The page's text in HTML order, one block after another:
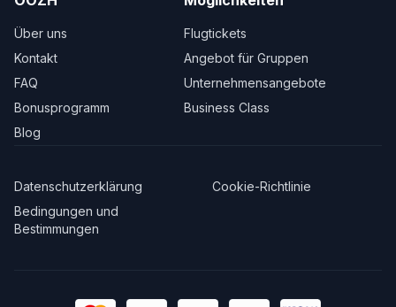
Über uns
Kontakt
FAQ
Bonusprogramm
Blog
Flugtickets
Angebot für Gruppen
Unternehmensangebote
Business Class
Datenschutzerklärung
Cookie-Richtlinie
Bedingungen und
Bestimmungen